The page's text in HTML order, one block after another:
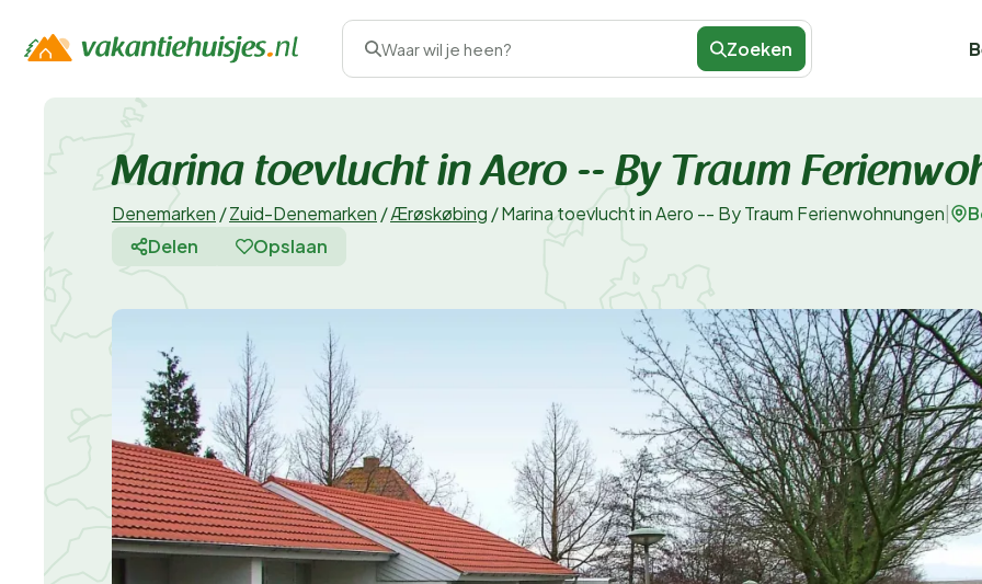
Waar wil je heen? Zoeken
Marina toevlucht in Aero -- By Traum
Denemarken /Zuid-Denemarken /Ærøskøbing /Marina toevlucht in Aero -- By Traum Ferienwohnungen
Delen
Opslaan